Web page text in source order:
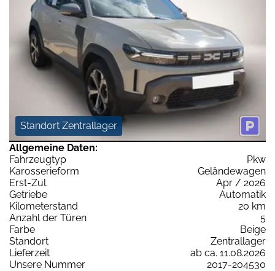
Standort Zentrallager
Allgemeine Daten:
Fahrzeugtyp
Pkw
Karosserieform
Geländewagen
Erst-Zul.
Apr / 2026
Getriebe
Automatik
Kilometerstand
20 km
Anzahl der Türen
5
Farbe
Beige
Standort
Zentrallager
Lieferzeit
ab ca. 11.08.2026
Unsere Nummer
2017-204530